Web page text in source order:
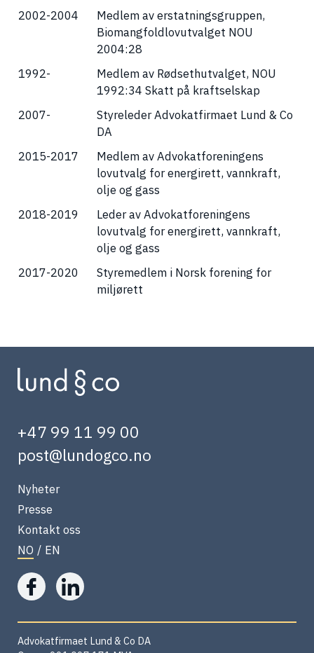
2002-2004
Medlem av erstatningsgruppen,
Biomangfoldlovutvalget NOU
2004:28
1992-
Medlem av Rødsethutvalget, NOU
1992:34 Skatt på kraftselskap
2007-
Styreleder Advokatfirmaet Lund & Co
DA
2015-2017
Medlem av Advokatforeningens
lovutvalg for energirett, vannkraft,
olje og gass
2018-2019
Leder av Advokatforeningens
lovutvalg for energirett, vannkraft,
olje og gass
2017-2020
Styremedlem i Norsk forening for
miljørett
+47 99 11 99 00
post@lundogco.no
Nyheter
Presse
Kontakt oss
NO / EN
Advokatfirmaet Lund & Co DA